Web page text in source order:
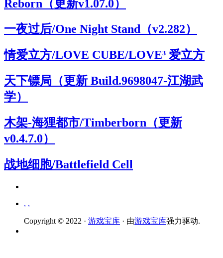
Reborn（更新v1.07.0）
一夜过后/One Night Stand（v2.282）
情爱立方/LOVE CUBE/LOVE³ 爱立方
天下镖局（更新 Build.9698047-江湖武
学）
木架-海狸都市/Timberborn（更新
v0.4.7.0）
战地细胞/Battlefield Cell
. .
Copyright © 2022 · 游戏宝库 · 由游戏宝库强力驱动.